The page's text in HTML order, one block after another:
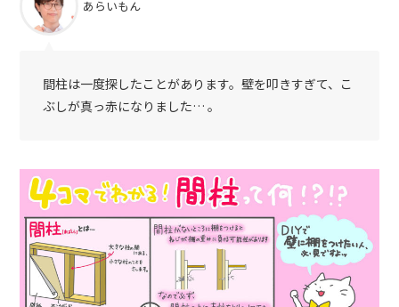
あらいもん
間柱は一度探したことがあります。壁を叩きすぎて、こ
ぶしが真っ赤になりました… 。